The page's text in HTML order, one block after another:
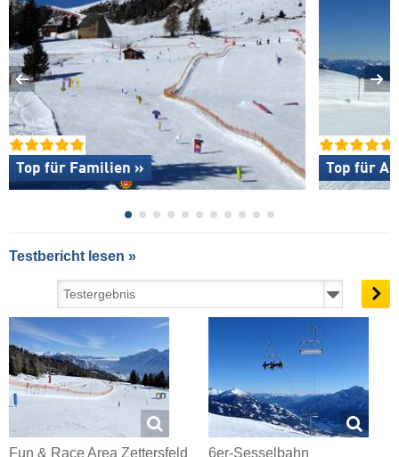
Top für Familien » Top für
Testbericht lesen »
Fun & Race Area Zettersfeld 6er-Sesselbahn